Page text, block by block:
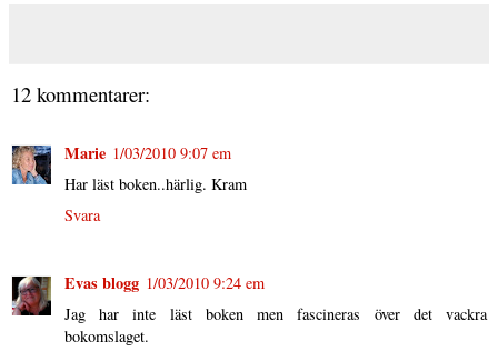
12 kommentarer:
Marie 1/03/2010 9:07 em
Har läst boken..härlig. Kram
Svara
Evas blogg 1/03/2010 9:24 em
Jag har inte läst boken men fascineras över det vackra
bokomslaget.